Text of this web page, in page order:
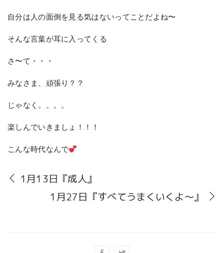
自分は人の面倒を見る気はないってことだよね〜
そんな言葉が耳に入ってくる
さ〜て・・・
みなさま、頑張り？？
じゃなく。。。。
楽しんでいきましょ！！！
こんな時代なんで
1月13日『成人』
1月27日『すべてうまくいくよ〜』